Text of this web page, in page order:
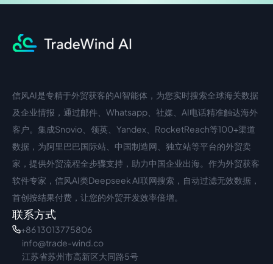
中文入口
信风AI是专精于外贸获客的AI智能体，为您实时搜索全球海关数据
及企业情报，通过邮件、Whatsapp、社媒、AI电话精准触达海外
客户。集成Snovio、领英、Yandex、RocketReach等100+渠道
数据，为阿里巴巴国际站、中国制造网、独立站等平台的外贸卖
家，提供外贸流程全步骤支持，助力中国企业出海。作为外贸获客
软件专家，信风AI类Deepseek AI联网搜索，自动过滤无效数据，
首创按结果付费，让您的外贸开发效率倍增。
联系方式
+86 13013775806
info@trade-wind.co
江苏省苏州市高新区大同路5号